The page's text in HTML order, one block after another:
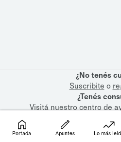
¿No tenés
Suscribite o
¿Tenés
Visitá nuestrocentro de
Portada Apuntes Lo más